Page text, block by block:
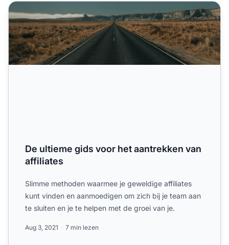
De ultieme gids voor het aantrekken van affiliates
De ultieme gids voor het aantrekken van
affiliates
Slimme methoden waarmee je geweldige affiliates
kunt vinden en aanmoedigen om zich bij je team aan
te sluiten en je te helpen met de groei van je.
Aug 3, 2021 7 min lezen